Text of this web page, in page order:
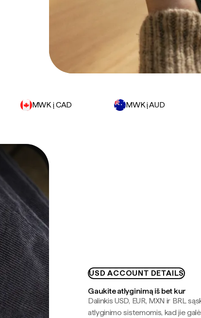
MWK į CAD MWK į AUD
USD ACCOUNT DETAILS
Gaukite atlyginimą iš bet kur
Dalinkis USD, EUR, MXN ir BRL
atlyginimo sistemomis, kad jie